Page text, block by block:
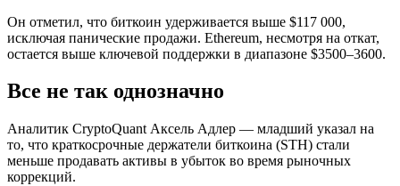
Он отметил, что биткоин удерживается выше $117 000,
исключая панические продажи. Ethereum, несмотря на откат,
остается выше ключевой поддержки в диапазоне $3500–3600.
Все не так однозначно
Аналитик CryptoQuant Аксель Адлер — младший указал на
то, что краткосрочные держатели биткоина (STH) стали
меньше продавать активы в убыток во время рыночных
коррекций.